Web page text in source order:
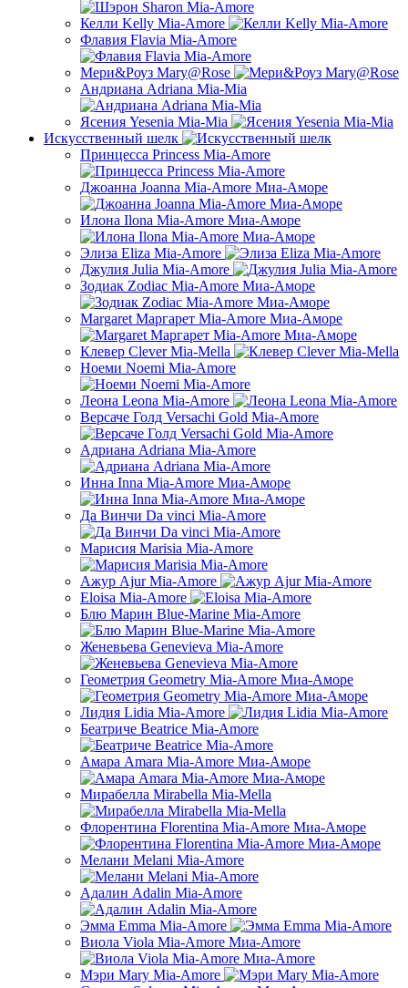
Келли Kelly Mia-Amore
Флавия Flavia Mia-Amore
Мери&Роуз Mary@Rose
Андриана Adriana Mia-Mia
Ясения Yesenia Mia-Mia
Искусственный шелк
Принцесса Princess Mia-Amore
Джоанна Joanna Mia-Amore Миа-Аморе
Илона Ilona Mia-Amore Миа-Аморе
Элиза Eliza Mia-Amore
Джулия Julia Mia-Amore
Зодиак Zodiac Mia-Amore Миа-Аморе
Margaret Маргарет Mia-Amore Миа-Аморе
Клевер Clever Mia-Mella
Ноеми Noemi Mia-Amore
Леона Leona Mia-Amore
Версаче Голд Versachi Gold Mia-Amore
Адриана Adriana Mia-Amore
Инна Inna Mia-Amore Миа-Аморе
Да Винчи Da vinci Mia-Amore
Марисия Marisia Mia-Amore
Ажур Ajur Mia-Amore
Eloisa Mia-Amore
Блю Марин Blue-Marine Mia-Amore
Женевьева Genevieva Mia-Amore
Геометрия Geometry Mia-Amore Миа-Аморе
Лидия Lidia Mia-Amore
Беатриче Beatrice Mia-Amore
Амара Amara Mia-Amore Миа-Аморе
Мирабелла Mirabella Mia-Mella
Флорентина Florentina Mia-Amore Миа-Аморе
Мелани Melani Mia-Amore
Адалин Adalin Mia-Amore
Эмма Emma Mia-Amore
Виола Viola Mia-Amore Миа-Amore
Мэри Mary Mia-Amore